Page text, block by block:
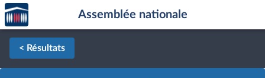
Aller au contenu
Aller en bas de la page
Accèder
à la
page
d'accueil
Assemblée nationale
< Résultats